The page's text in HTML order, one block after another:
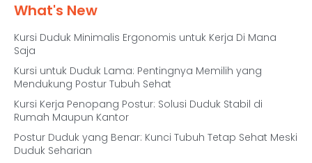
What's New
Kursi Duduk Minimalis Ergonomis untuk Kerja Di Mana
Saja
Kursi untuk Duduk Lama: Pentingnya Memilih yang
Mendukung Postur Tubuh Sehat
Kursi Kerja Penopang Postur: Solusi Duduk Stabil di
Rumah Maupun Kantor
Postur Duduk yang Benar: Kunci Tubuh Tetap Sehat Meski
Duduk Seharian